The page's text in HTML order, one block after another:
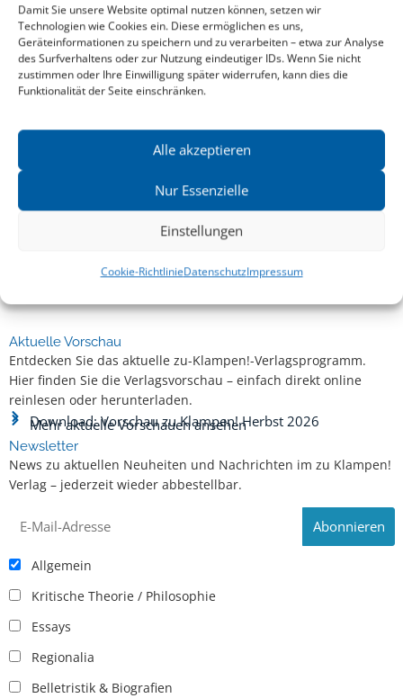
Damit Sie unsere Website optimal nutzen können, setzen wir
Technologien wie Cookies ein. Diese ermöglichen es uns,
Geräteinformationen zu speichern und zu verarbeiten – etwa zur Analyse
des Surfverhaltens oder zur Nutzung eindeutiger IDs. Wenn Sie nicht
zustimmen oder Ihre Einwilligung später widerrufen, kann dies die
Funktionalität der Seite einschränken.
Alle akzeptieren
Nur Essenzielle
Einstellungen
Cookie-RichtlinieDatenschutzImpressum
LEANDER STEINKOPF
Aktuelle Vorschau
Entdecken Sie das aktuelle zu-Klampen!-Verlagsprogramm.
Hier finden Sie die Verlagsvorschau – einfach direkt online
reinlesen oder herunterladen.
Download: Vorschau zu Klampen! Herbst 2026
Mehr aktuelle Vorschauen ansehen
Newsletter
News zu aktuellen Neuheiten und Nachrichten im zu Klampen!
Verlag – jederzeit wieder abbestellbar.
Allgemein
Kritische Theorie / Philosophie
Essays
Regionalia
Belletristik & Biografien